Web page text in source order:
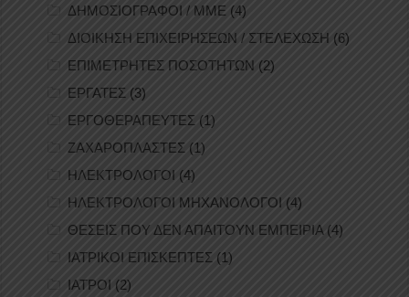
ΔΗΜΟΣΙΟΓΡΑΦΟΙ / ΜΜΕ (4)
ΔΙΟΙΚΗΣΗ ΕΠΙΧΕΙΡΗΣΕΩΝ / ΣΤΕΛΕΧΩΣΗ (6)
ΕΠΙΜΕΤΡΗΤΕΣ ΠΟΣΟΤΗΤΩΝ (2)
ΕΡΓΑΤΕΣ (3)
ΕΡΓΟΘΕΡΑΠΕΥΤΕΣ (1)
ΖΑΧΑΡΟΠΛΑΣΤΕΣ (1)
ΗΛΕΚΤΡΟΛΟΓΟΙ (4)
ΗΛΕΚΤΡΟΛΟΓΟΙ ΜΗΧΑΝΟΛΟΓΟΙ (4)
ΘΕΣΕΙΣ ΠΟΥ ΔΕΝ ΑΠΑΙΤΟΥΝ ΕΜΠΕΙΡΙΑ (4)
ΙΑΤΡΙΚΟΙ ΕΠΙΣΚΕΠΤΕΣ (1)
ΙΑΤΡΟΙ (2)